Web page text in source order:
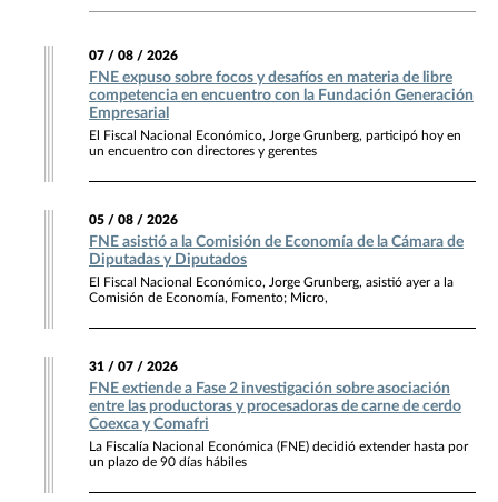
07 / 08 / 2026
FNE expuso sobre focos y desafíos en materia de libre
competencia en encuentro con la Fundación Generación
Empresarial
El Fiscal Nacional Económico, Jorge Grunberg, participó hoy en
un encuentro con directores y gerentes
05 / 08 / 2026
FNE asistió a la Comisión de Economía de la Cámara de
Diputadas y Diputados
El Fiscal Nacional Económico, Jorge Grunberg, asistió ayer a la
Comisión de Economía, Fomento; Micro,
31 / 07 / 2026
FNE extiende a Fase 2 investigación sobre asociación
entre las productoras y procesadoras de carne de cerdo
Coexca y Comafri
La Fiscalía Nacional Económica (FNE) decidió extender hasta por
un plazo de 90 días hábiles